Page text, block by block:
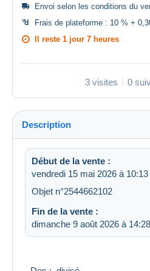
Envoi selon les conditions du
Frais de plateforme : 10 % +
Il reste 1 jour 7 heures
3 visites 0
Description
Début de la vente :
vendredi 15 mai 2026 à 10:13
Objet n°2544662102
Fin de la vente :
dimanche 9 août 2026 à 14:28